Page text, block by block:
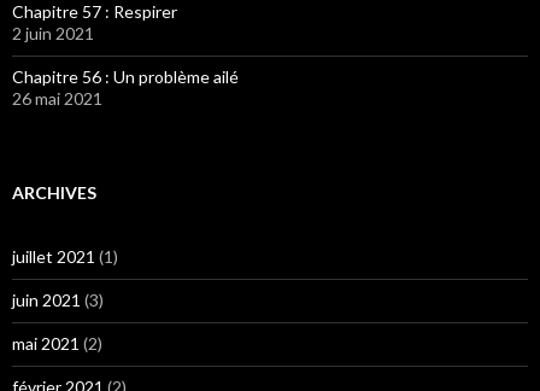
Chapitre 57 : Respirer
2 juin 2021
Chapitre 56 : Un problème ailé
26 mai 2021
ARCHIVES
juillet 2021 (1)
juin 2021 (3)
mai 2021 (2)
février 2021 (2)